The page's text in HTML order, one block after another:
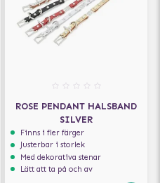
ROSE PENDANT HALSBAND
SILVER
Finns i fler färger
Justerbar i storlek
Med dekorativa stenar
Lätt att ta på och av